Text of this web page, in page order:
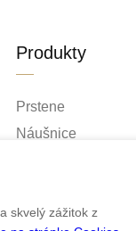
Produkty
Prstene
Náušnice
Náramky
skvelý zážitok z